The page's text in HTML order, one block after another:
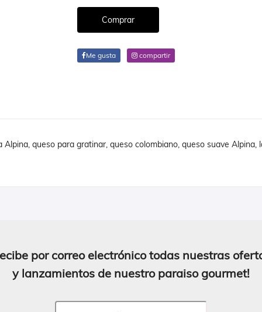
Me gusta compartir
queso para gratinar, queso colombiano, queso suave
por correo electrónico todas nuestras
y lanzamientos de nuestro paraiso gourmet!